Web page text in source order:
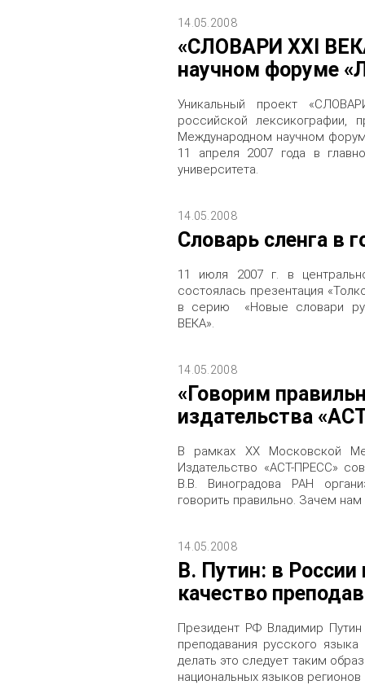
14.05.2008
«СЛОВАРИ XXI
научном форуме
Уникальный проект
российской лексикографии,
Международном научном
11 апреля 2007 года в
университета.
14.05.2008
Словарь сленга в
11 июля 2007 г. в
состоялась презентация
в серию «Новые словари
ВЕКА».
14.05.2008
«Говорим
издательства
В рамках ХХ Московской
Издательство «АСТ-ПРЕСС»
В.В. Виноградова РАН
говорить правильно. Зачем нам
14.05.2008
В. Путин: в
качество
Президент РФ Владимир
преподавания русского
делать это следует таким
национальных языков регионов